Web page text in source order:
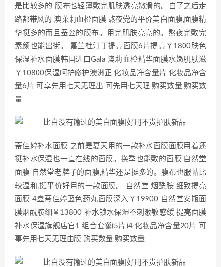
是比较多的 膜布也轻薄敷完肌肤透亮嫩滑的。白了之后走
路都带风的 澳莱莉血橙面膜 熬夜党的平价美白面膜,面膜精
华挺多的而且蚕丝的膜布。用完肌肤亮亮的。熬夜完敷完
素颜也能出街。 嘉兰杜汀丁提亮面膜6片提亮￥1800肤色
保湿补水面膜韩国进口Gala 澳莉血橙精华面膜水嫩肌肤滋
￥10800保湿呵护修护澳洲正 化妆品净含量片 化妆品净含
量6片 可享先用七天无理出 可先用七天理 购买数量 购买数
量
蒂佳婷补水面膜 之前是夏天用的一款补水面膜面膜用着还
挺补水保湿也一直在线的面膜。换季也能敷的面膜 自然堂
面膜 自然堂老牌子的面膜,精华还是挺多的。膜布也服帖比
较温和,挺平价好用的一款面膜。 自然堂 烟酰胺 细致提亮
面膜 4盒蒂佳婷蓝色药丸面膜深入￥19900 自然堂安瓶面
膜烟酰胺细￥13800 补水锁水保湿不刺激敏感缓 提亮面膜
补水保湿旗舰店官1 组合套餐(5片)4 化妆品净含量20片 可
事先用七天无理由膜 购买数量 购买数量